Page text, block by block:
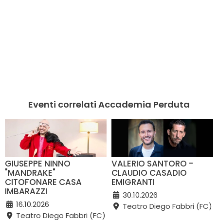
Eventi correlati Accademia Perduta
GIUSEPPE NINNO
"MANDRAKE"
CITOFONARE CASA
IMBARAZZI
16.10.2026
Teatro Diego Fabbri (FC)
VALERIO SANTORO -
CLAUDIO CASADIO
EMIGRANTI
30.10.2026
Teatro Diego Fabbri (FC)